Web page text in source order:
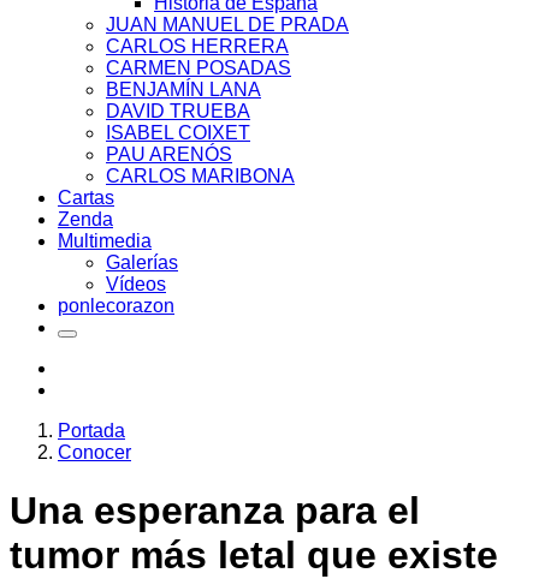
JUAN MANUEL DE PRADA
CARLOS HERRERA
CARMEN POSADAS
BENJAMÍN LANA
DAVID TRUEBA
ISABEL COIXET
PAU ARENÓS
CARLOS MARIBONA
Cartas
Zenda
Multimedia
Galerías
Vídeos
ponlecorazon
Portada
Conocer
Una esperanza para el
tumor más letal que existe